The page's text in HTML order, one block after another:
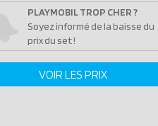
PLAYMOBIL TROP CHER ?
Soyez informé de la baisse du
prix du set !
VOIR LES PRIX